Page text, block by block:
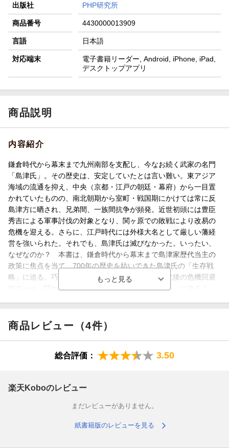
出版社 PHP研究所
商品番号 4430000013909
言語 日本語
対応端末
電子書籍リーダー, Android, iPhone, iPad,
デスクトップアプリ
商品説明
内容紹介
鎌倉時代から幕末まで九州南部を支配し、今なお続く武家の名門
「島津氏」。その歴史は、安定していたとは言い難い。東アジア
海域の流通を抑え、中央（京都・江戸の朝廷・幕府）から一目置
かれていたものの、南北朝期から室町・戦国期にかけては常に反
島津方に晒され、兄弟間、一族間抗争が頻発。近世初頭には豊臣
秀吉による軍事討伐の対象となり、関ヶ原での敗戦により改易の
危機を迎える。さらに、江戸時代には外様大名として厳しい藩経
営を強いられた。それでも、島津氏は滅びなかった。いったい、
なぜなのか？ 本書は、鎌倉時代から幕末まで島津家歴代当主の
政策に焦点を当て、700年の歴史を紡いできた島津氏の「生存戦
略」に迫る。巧みな交渉術、政権との距離感、敗北後の危機回避
能力ーー、隠れた名家・島津氏に学ぶ「外交の神髄」に迫る！
商品レビュー（4件）
総合評価： 3.50
楽天Koboのレビュー
まだレビューがありません。
紙書籍版のレビューを見る